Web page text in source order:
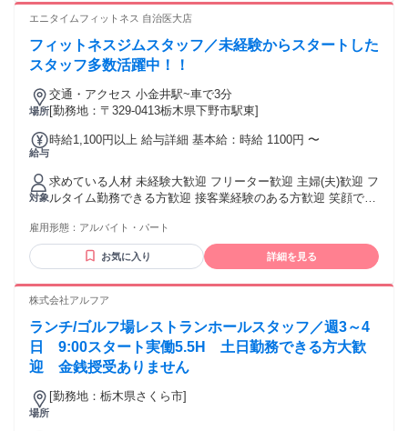
エニタイムフィットネス 自治医大店
フィットネスジムスタッフ／未経験からスタートした
スタッフ多数活躍中！！
場所
交通・アクセス 小金井駅~車で3分
[勤務地：〒329-0413栃木県下野市駅東]
給与
時給1,100円以上 給与詳細 基本給：時給 1100円 〜
対象
求めている人材 未経験大歓迎 フリーター歓迎 主婦(夫)歓迎 フ
ルタイム勤務できる方歓迎 接客業経験のある方歓迎 笑顔で明
様との会話ができればOKです
雇用形態： アルバイト・パート
お気に入り 詳細を見る
株式会社アルフア
ランチ/ゴルフ場レストランホールスタッフ／週3～4
日 9:00スタート実働5.5H 土日勤務できる方大歓
迎 金銭授受ありません
場所
[勤務地：栃木県さくら市]